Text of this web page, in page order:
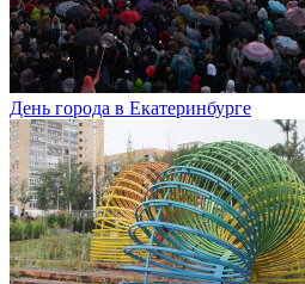
День города в Екатеринбурге